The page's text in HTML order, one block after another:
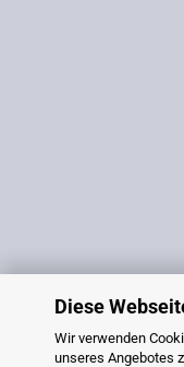
Diese
Wir verwenden
unseres Angebotes